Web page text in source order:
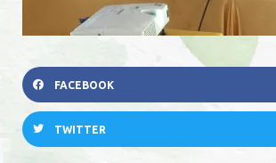
FACEBOOK
TWITTER